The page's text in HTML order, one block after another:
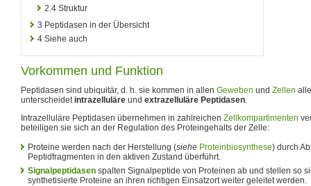
2.4 Struktur
3 Peptidasen in der Übersicht
4 Siehe auch
Vorkommen und Funktion
Peptidasen sind ubiquitär, d. h. sie kommen in allen Geweben und Zellen
unterscheidetintrazelluläre und extrazelluläre Peptidasen.
Intrazelluläre Peptidasen übernehmen in zahlreichen Zellkompartimenten
beteiligen sie sich an der Regulation des Proteingehalts der Zelle:
Proteine werden nach der Herstellung (siehe Proteinbiosynthese) durch
Peptidfragmenten in den aktiven Zustand überführt.
Signalpeptidasen spalten Signalpeptide von Proteinen ab und stellen so
synthetisierte Proteine an ihren richtigen Einsatzort weiter geleitet werden.